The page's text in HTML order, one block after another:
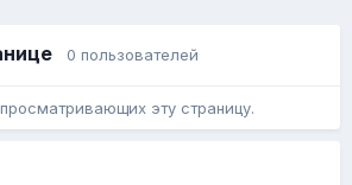
0 пользователей
эту страницу.